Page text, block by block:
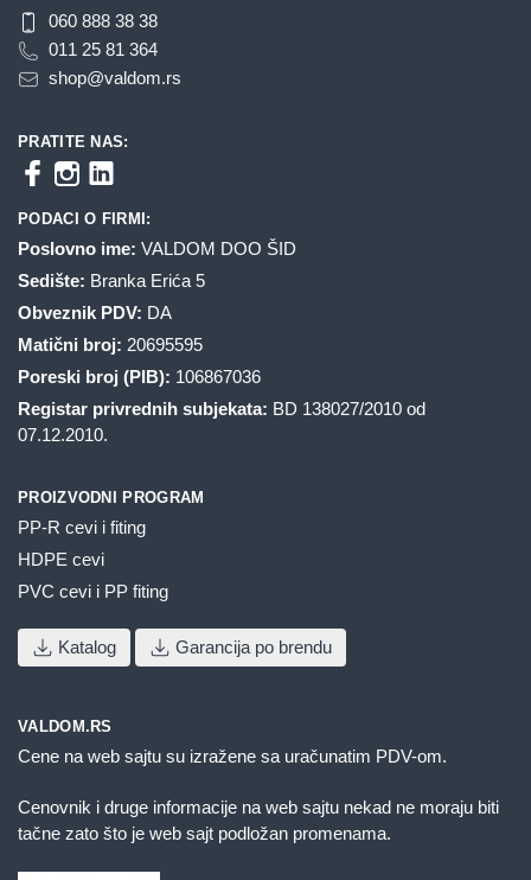
060 888 38 38
011 25 81 364
shop@valdom.rs
PRATITE NAS:
PODACI O FIRMI:
Poslovno ime: VALDOM DOO ŠID
Sedište: Branka Erića 5
Obveznik PDV: DA
Matični broj: 20695595
Poreski broj (PIB): 106867036
Registar privrednih subjekata: BD 138027/2010 od
07.12.2010.
PROIZVODNI PROGRAM
PP-R cevi i fiting
HDPE cevi
PVC cevi i PP fiting
Katalog Garancija po brendu
VALDOM.RS
Cene na web sajtu su izražene sa uračunatim PDV-om.
Cenovnik i druge informacije na web sajtu nekad ne moraju biti
tačne zato što je web sajt podložan promenama.